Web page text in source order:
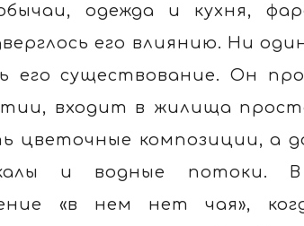
одежда и кухня,
его влиянию. Ни
его существование. Он
входит в жилища
цветочные композиции, а
и водные потоки.
«в нем нет чая»,